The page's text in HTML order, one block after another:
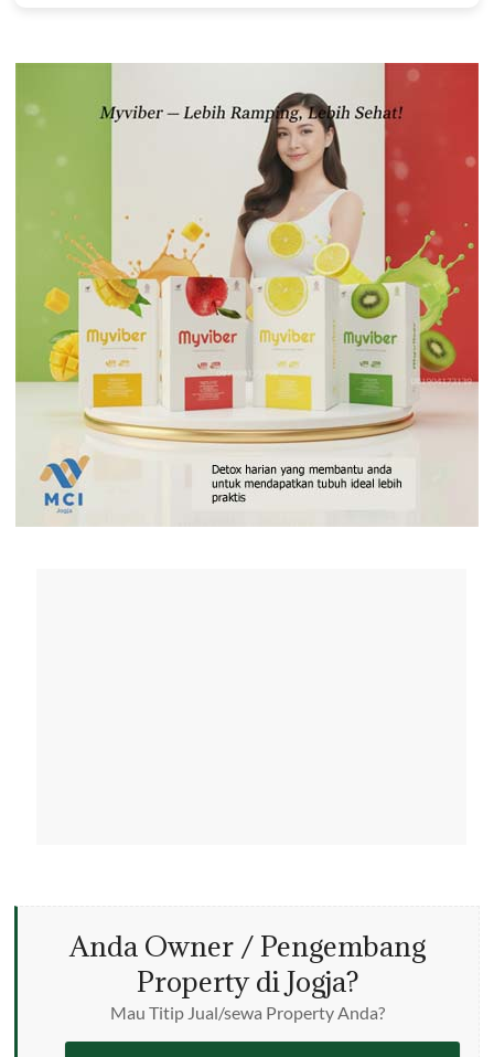
Anda Owner / Pengembang
Property di Jogja?
Mau Titip Jual/sewa Property Anda?